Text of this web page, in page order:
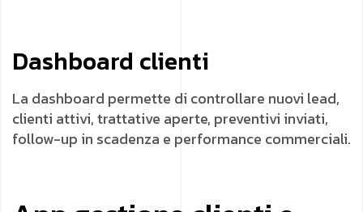
Dashboard clienti
La dashboard permette di controllare nuovi lead,
clienti attivi, trattative aperte, preventivi inviati,
follow-up in scadenza e performance commerciali.